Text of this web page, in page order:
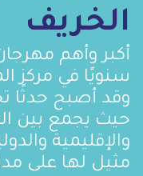
الخريف
أكبر وأهم
سنويًا في مركز
حيث يجمع بين
والإقليمية
مثيل لها على مدار ١٠